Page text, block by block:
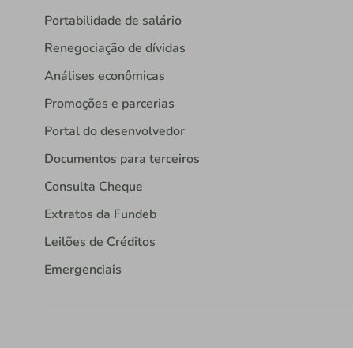
Portabilidade de salário
Renegociação de dívidas
Análises econômicas
Promoções e parcerias
Portal do desenvolvedor
Documentos para terceiros
Consulta Cheque
Extratos da Fundeb
Leilões de Créditos
Emergenciais